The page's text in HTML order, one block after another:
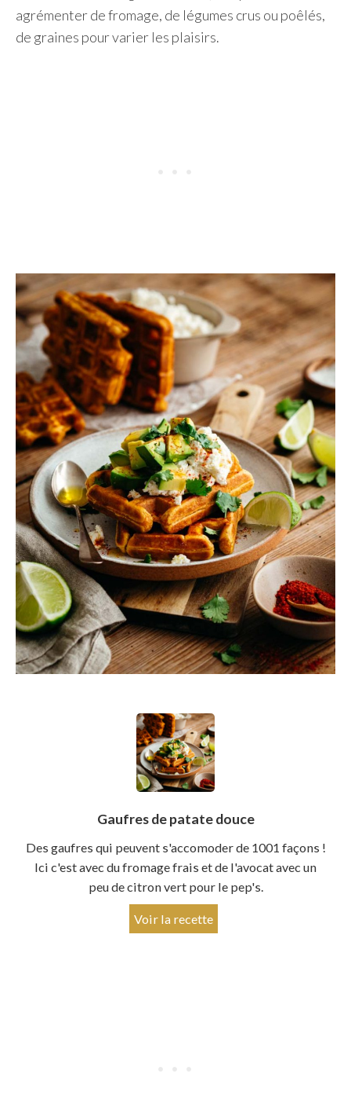
agrémenter de fromage, de légumes crus ou poêlés,
de graines pour varier les plaisirs.
Gaufres de patate douce
Des gaufres qui peuvent s'accomoder de 1001 façons !
Ici c'est avec du fromage frais et de l'avocat avec un
peu de citron vert pour le pep's.
Voir la recette